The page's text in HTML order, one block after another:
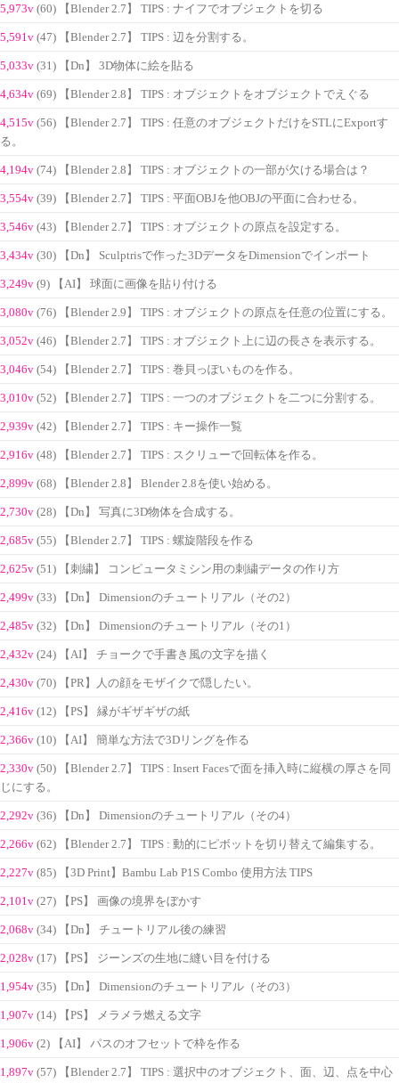
5,973v (60) 【Blender 2.7】 TIPS : ナイフでオブジェクトを切る
5,591v (47) 【Blender 2.7】 TIPS : 辺を分割する。
5,033v (31) 【Dn】 3D物体に絵を貼る
4,634v (69) 【Blender 2.8】 TIPS : オブジェクトをオブジェクトでえぐる
4,515v (56) 【Blender 2.7】 TIPS : 任意のオブジェクトだけをSTLにExportす
る。
4,194v (74) 【Blender 2.8】 TIPS : オブジェクトの一部が欠ける場合は？
3,554v (39) 【Blender 2.7】 TIPS : 平面OBJを他OBJの平面に合わせる。
3,546v (43) 【Blender 2.7】 TIPS : オブジェクトの原点を設定する。
3,434v (30) 【Dn】 Sculptrisで作った3DデータをDimensionでインポート
3,249v (9) 【AI】 球面に画像を貼り付ける
3,080v (76) 【Blender 2.9】 TIPS : オブジェクトの原点を任意の位置にする。
3,052v (46) 【Blender 2.7】 TIPS : オブジェクト上に辺の長さを表示する。
3,046v (54) 【Blender 2.7】 TIPS : 巻貝っぽいものを作る。
3,010v (52) 【Blender 2.7】 TIPS : 一つのオブジェクトを二つに分割する。
2,939v (42) 【Blender 2.7】 TIPS : キー操作一覧
2,916v (48) 【Blender 2.7】 TIPS : スクリューで回転体を作る。
2,899v (68) 【Blender 2.8】 Blender 2.8を使い始める。
2,730v (28) 【Dn】 写真に3D物体を合成する。
2,685v (55) 【Blender 2.7】 TIPS : 螺旋階段を作る
2,625v (51) 【刺繍】 コンピュータミシン用の刺繍データの作り方
2,499v (33) 【Dn】 Dimensionのチュートリアル（その2）
2,485v (32) 【Dn】 Dimensionのチュートリアル（その1）
2,432v (24) 【AI】 チョークで手書き風の文字を描く
2,430v (70) 【PR】人の顔をモザイクで隠したい。
2,416v (12) 【PS】 縁がギザギザの紙
2,366v (10) 【AI】 簡単な方法で3Dリングを作る
2,330v (50) 【Blender 2.7】 TIPS : Insert Facesで面を挿入時に縦横の厚さを同
じにする。
2,292v (36) 【Dn】 Dimensionのチュートリアル（その4）
2,266v (62) 【Blender 2.7】 TIPS : 動的にピボットを切り替えて編集する。
2,227v (85) 【3D Print】Bambu Lab P1S Combo 使用方法 TIPS
2,101v (27) 【PS】 画像の境界をぼかす
2,068v (34) 【Dn】 チュートリアル後の練習
2,028v (17) 【PS】 ジーンズの生地に縫い目を付ける
1,954v (35) 【Dn】 Dimensionのチュートリアル（その3）
1,907v (14) 【PS】 メラメラ燃える文字
1,906v (2) 【AI】 パスのオフセットで枠を作る
1,897v (57) 【Blender 2.7】 TIPS : 選択中のオブジェクト、面、辺、点を中心